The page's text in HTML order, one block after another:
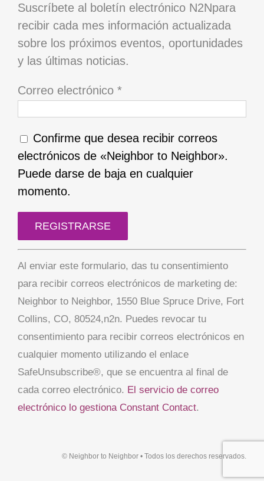
Suscríbete al boletín electrónico N2Npara
recibir cada mes información actualizada
sobre los próximos eventos, oportunidades
y las últimas noticias.
Correo electrónico *
Confirme que desea recibir correos
electrónicos de «Neighbor to Neighbor».
Puede darse de baja en cualquier
momento.
Constant
Contact.
Al enviar este formulario, das tu consentimiento
para recibir correos electrónicos de marketing de:
Neighbor to Neighbor, 1550 Blue Spruce Drive, Fort
Collins, CO, 80524,n2n. Puedes revocar tu
consentimiento para recibir correos electrónicos en
cualquier momento utilizando el enlace
SafeUnsubscribe®, que se encuentra al final de
cada correo electrónico. El servicio de correo
electrónico lo gestiona Constant Contact.
© Neighbor to Neighbor • Todos los derechos reservados.